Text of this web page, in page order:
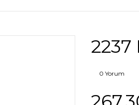
0 Yorum